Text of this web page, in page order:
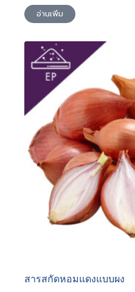
อ่านเพิ่ม
สารสกัดหอมแดงแบบผง